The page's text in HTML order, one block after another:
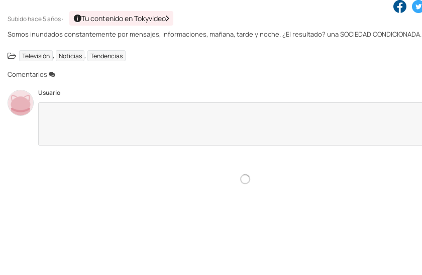
Subidohace 5 años · Tu contenido en Tokyvideo
Somos inundados constantemente por mensajes, informaciones, mañana, tarde y noche. ¿El resultado? una SOCIEDAD CONDICIONADA.
Televisión , Noticias , Tendencias
Comentarios
Usuario